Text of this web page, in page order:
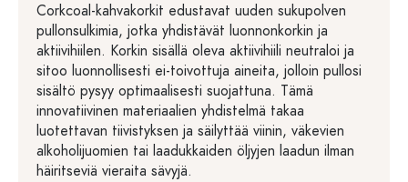
Corkcoal-kahvakorkit edustavat uuden sukupolven
pullonsulkimia, jotka yhdistävät luonnonkorkin ja
aktiivihiilen. Korkin sisällä oleva aktiivihiili neutraloi ja
sitoo luonnollisesti ei-toivottuja aineita, jolloin pullosi
sisältö pysyy optimaalisesti suojattuna. Tämä
innovatiivinen materiaalien yhdistelmä takaa
luotettavan tiivistyksen ja säilyttää viinin, väkevien
alkoholijuomien tai laadukkaiden öljyjen laadun ilman
häiritseviä vieraita sävyjä.